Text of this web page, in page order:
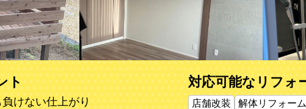
ト
けない仕上がり
対応可能なリフォ
店舗改装 解体リフォーム